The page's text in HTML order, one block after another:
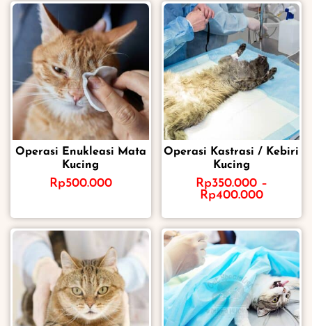
Operasi Enukleasi Mata
Kucing
Rp500.000
Operasi Kastrasi / Kebiri
Kucing
Rp350.000 –
Rp400.000